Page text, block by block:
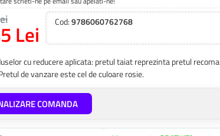
Lei Cod:9786060762768
COMANDA
cu reducere aplicata: pretul taiat reprezinta pretul
de vanzare este cel de culoare rosie.